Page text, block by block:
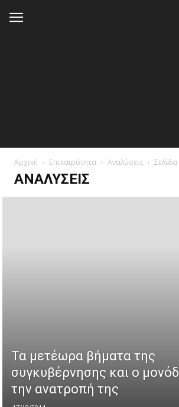
Αρχική Επικαιρότητα Αναλύσεις Σελίδα
ΑΝΑΛΎΣΕΙΣ
Τα μετέωρα βήματα της
συγκυβέρνησης και ο
την ανατροπή της